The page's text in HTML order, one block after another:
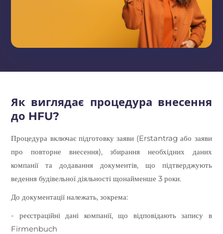
Як виглядає процедура внесення
до HFU?
Процедура включає підготовку заяви (Erstantrag або заяви
про повторне внесення), збирання необхідних даних
компанії та додавання документів, що підтверджують
ведення будівельної діяльності щонайменше 3 роки.
До документації належать, зокрема:
- реєстраційні дані компанії, що відповідають запису в
Firmenbuch